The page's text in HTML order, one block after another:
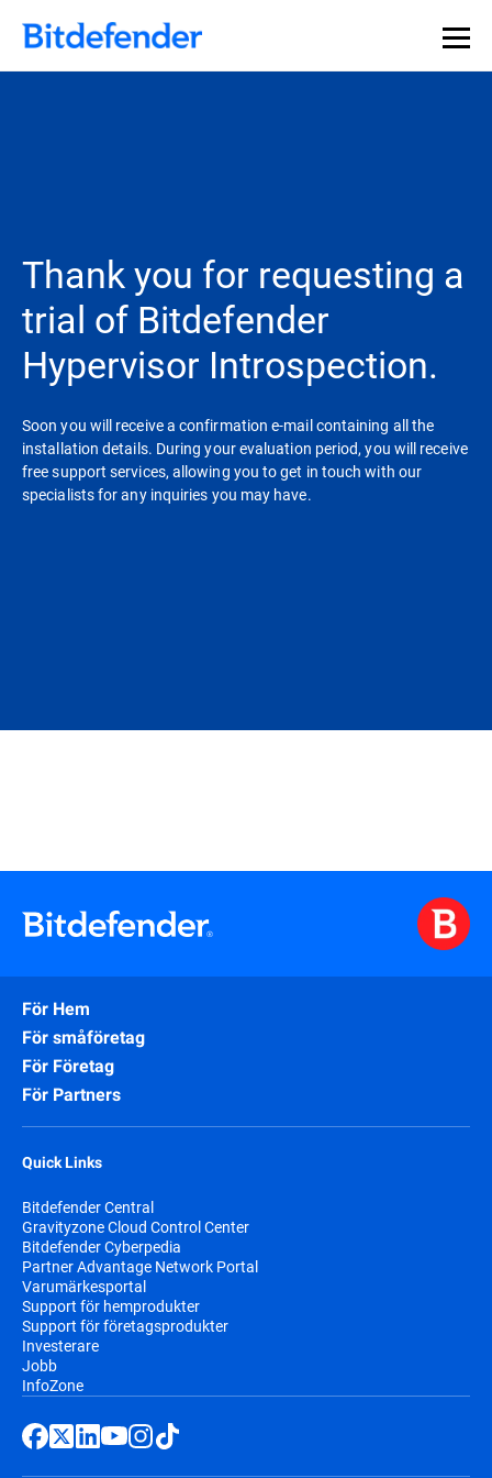
Thank you for requesting a
trial of Bitdefender
Hypervisor Introspection.
Soon you will receive a confirmation e-mail containing all the
installation details. During your evaluation period, you will receive
free support services, allowing you to get in touch with our
specialists for any inquiries you may have.
För Hem
För småföretag
För Företag
För Partners
Quick Links
Bitdefender Central
Gravityzone Cloud Control Center
Bitdefender Cyberpedia
Partner Advantage Network Portal
Varumärkesportal
Support för hemprodukter
Support för företagsprodukter
Investerare
Jobb
InfoZone